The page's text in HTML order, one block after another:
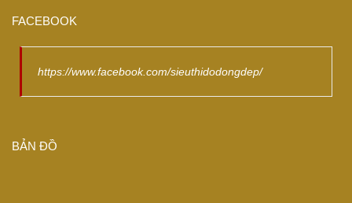
FACEBOOK
https://www.facebook.com/sieuthidodongdep/
BẢN ĐỒ